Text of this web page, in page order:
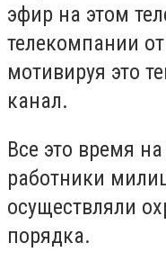
эфир на этом
телекомпании
мотивируя это
канал.
Все это время
работники
осуществляли
порядка.